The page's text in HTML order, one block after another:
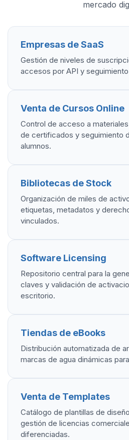
mercado
Empresas de SaaS
Gestión de niveles de
accesos por API y
Venta de Cursos Online
Control de acceso a
de certificados y seguimiento
alumnos.
Bibliotecas de Stock
Organización de miles de
etiquetas, metadatos y
vinculados.
Software Licensing
Repositorio central para la
claves y validación de
escritorio.
Tiendas de eBooks
Distribución automatizada de
marcas de agua dinámicas
Venta de Templates
Catálogo de plantillas de
gestión de licencias
diferenciadas.